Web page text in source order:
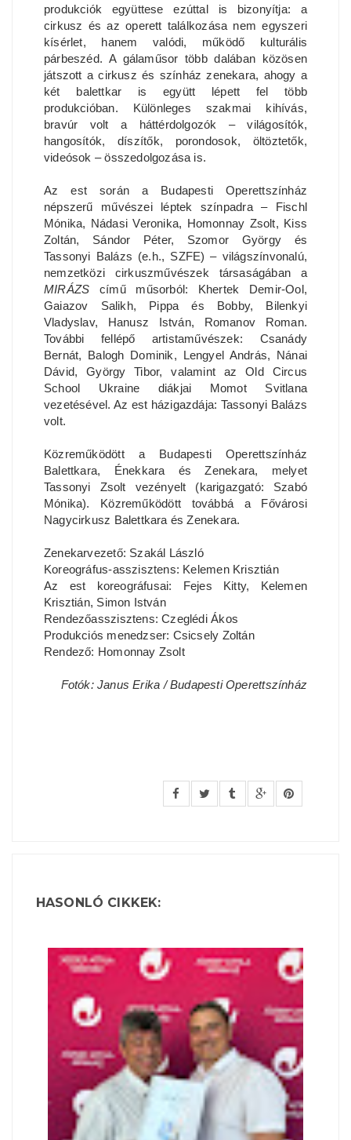
produkciók együttese ezúttal is bizonyítja: a
cirkusz és az operett találkozása nem egyszeri
kísérlet, hanem valódi, működő kulturális
párbeszéd. A gálaműsor több dalában közösen
játszott a cirkusz és színház zenekara, ahogy a
két balettkar is együtt lépett fel több
produkcióban. Különleges szakmai kihívás,
bravúr volt a háttérdolgozók – világosítók,
hangosítók, díszítők, porondosok, öltöztetők,
videósok – összedolgozása is.
Az est során a Budapesti Operettszínház
népszerű művészei léptek színpadra – Fischl
Mónika, Nádasi Veronika, Homonnay Zsolt, Kiss
Zoltán, Sándor Péter, Szomor György és
Tassonyi Balázs (e.h., SZFE) – világszínvonalú,
nemzetközi cirkuszművészek társaságában a
MIRÁZS című műsorból: Khertek Demir-Ool,
Gaiazov Salikh, Pippa és Bobby, Bilenkyi
Vladyslav, Hanusz István, Romanov Roman.
További fellépő artistaművészek: Csanády
Bernát, Balogh Dominik, Lengyel András, Nánai
Dávid, György Tibor, valamint az Old Circus
School Ukraine diákjai Momot Svitlana
vezetésével. Az est házigazdája: Tassonyi Balázs
volt.
Közreműködött a Budapesti Operettszínház
Balettkara, Énekkara és Zenekara, melyet
Tassonyi Zsolt vezényelt (karigazgató: Szabó
Mónika). Közreműködött továbbá a Fővárosi
Nagycirkusz Balettkara és Zenekara.
Zenekarvezető: Szakál László
Koreográfus-asszisztens: Kelemen Krisztián
Az est koreográfusai: Fejes Kitty, Kelemen
Krisztián, Simon István
Rendezőasszisztens: Czeglédi Ákos
Produkciós menedzser: Csicsely Zoltán
Rendező: Homonnay Zsolt
Fotók: Janus Erika / Budapesti Operettszínház
HASONLÓ CIKKEK: